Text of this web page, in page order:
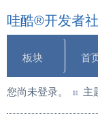
哇酷®开发者
板块 首
您尚未登录。 主